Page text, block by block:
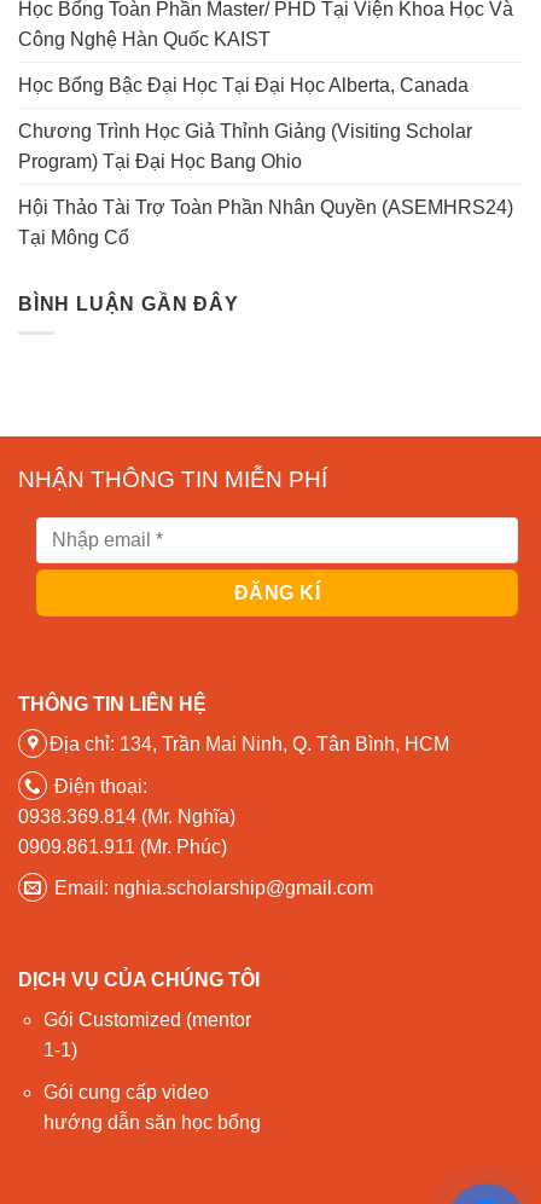
Học Bổng Toàn Phần Master/ PHD Tại Viện Khoa Học Và
Công Nghệ Hàn Quốc KAIST
Học Bổng Bậc Đại Học Tại Đại Học Alberta, Canada
Chương Trình Học Giả Thỉnh Giảng (Visiting Scholar
Program) Tại Đại Học Bang Ohio
Hội Thảo Tài Trợ Toàn Phần Nhân Quyền (ASEMHRS24)
Tại Mông Cổ
BÌNH LUẬN GẦN ĐÂY
NHẬN THÔNG TIN MIỄN PHÍ
THÔNG TIN LIÊN HỆ
Địa chỉ: 134, Trần Mai Ninh, Q. Tân Bình, HCM
Điện thoại:
0938.369.814 (Mr. Nghĩa)
0909.861.911 (Mr. Phúc)
Email: nghia.scholarship@gmail.com
DỊCH VỤ CỦA CHÚNG TÔI
Gói Customized (mentor
1-1)
Gói cung cấp video
hướng dẫn săn học bổng